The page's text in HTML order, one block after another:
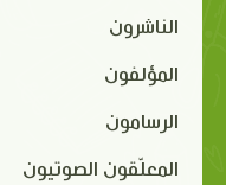
الناشرون
المؤلفون
الرسامون
المعلّقون الصوتيون